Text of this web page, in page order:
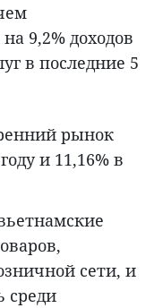
9,2% доходов
в последние 5
рынок
и 11,16% в
сети, и
среди